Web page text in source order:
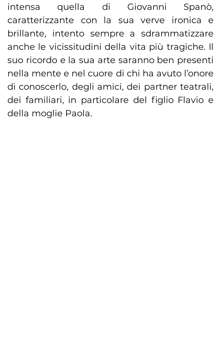
intensa quella di Giovanni Spanò,
caratterizzante con la sua verve ironica e
brillante, intento sempre a sdrammatizzare
anche le vicissitudini della vita più tragiche. Il
suo ricordo e la sua arte saranno ben presenti
nella mente e nel cuore di chi ha avuto l’onore
di conoscerlo, degli amici, dei partner teatrali,
dei familiari, in particolare del figlio Flavio e
della moglie Paola.